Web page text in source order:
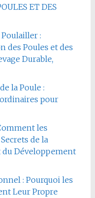
ET DES
Poulailler :
des Poules et des
Durable,
la Poule :
pour
les
de la
du Développement
: Pourquoi les
Leur Propre